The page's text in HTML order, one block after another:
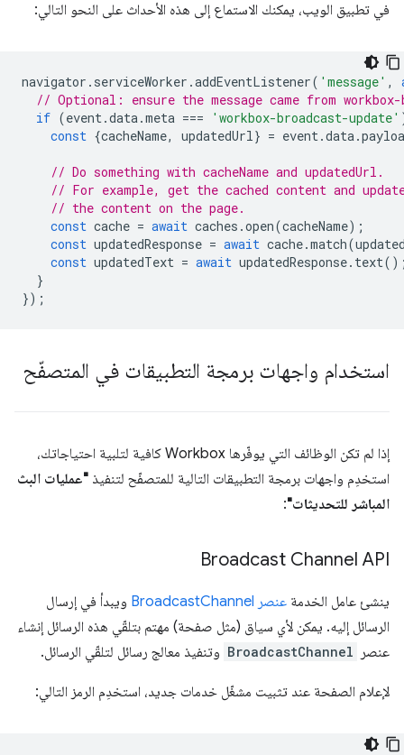
في تطبيق الويب، يمكنك الاستماع إلى هذه الأحداث على النحو التالي:
navigator . serviceWorker .addEventListener( 'message' ,
// Optional: ensure the message came from workbox-
if (event.data.meta === 'workbox-broadcast-update'
const {cacheName, updatedUrl} = event.data.
// Do something with cacheName and updatedUrl.
// For example, get the cached content and
// the content on the page.
const cache = await caches .open(cacheName);
const updatedResponse = await cache.match(
const updatedText = await updatedResponse. text
}
});
استخدام واجهات برمجة التطبيقات في المتصفّح
إذا لم تكن الوظائف التي يوفّرها Workbox كافية لتلبية احتياجاتك،
استخدِم واجهات برمجة التطبيقات التالية للمتصفّح لتنفيذ "عمليات البث
المباشر للتحديثات":
Broadcast Channel API
ينشئ عامل الخدمة عنصر BroadcastChannel
ويبدأ في إرسال
الرسائل إليه. يمكن لأي سياق (مثل صفحة) مهتم بتلقّي هذه الرسائل إنشاء
عنصر
BroadcastChannel وتنفيذ معالج رسائل لتلقّي الرسائل.
لإعلام الصفحة عند تثبيت مشغّل خدمات جديد، استخدِم الرمز التالي: